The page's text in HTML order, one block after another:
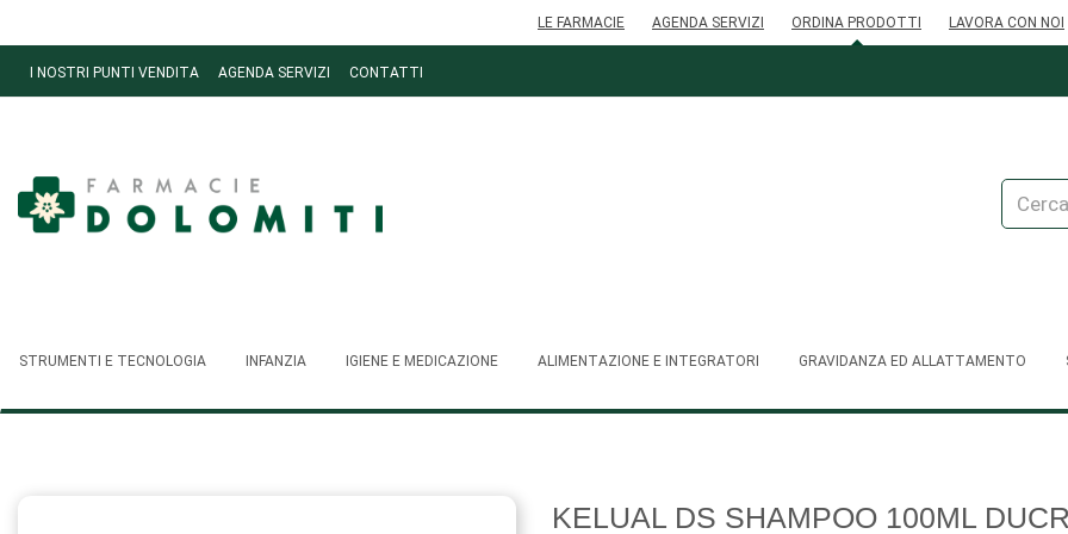
principale
LE FARMACIE AGENDA SERVIZI ORDINA PRODOTTI LAVORA CON NOI
I NOSTRI PUNTI VENDITA AGENDA SERVIZI CONTATTI
Dolomiti
Cerca
Prodotto
STRUMENTI E TECNOLOGIA INFANZIA IGIENE E MEDICAZIONE ALIMENTAZIONE E INTEGRATORI GRAVIDANZA ED ALLATTAMENTO
KELUAL DS SHAMPOO 100ML